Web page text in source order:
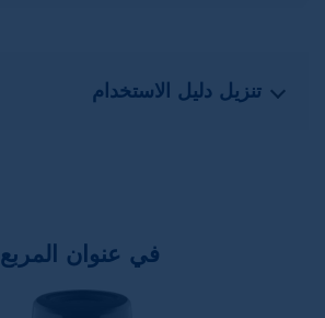
تنزيل دليل الاستخدام
في عنوان المربع